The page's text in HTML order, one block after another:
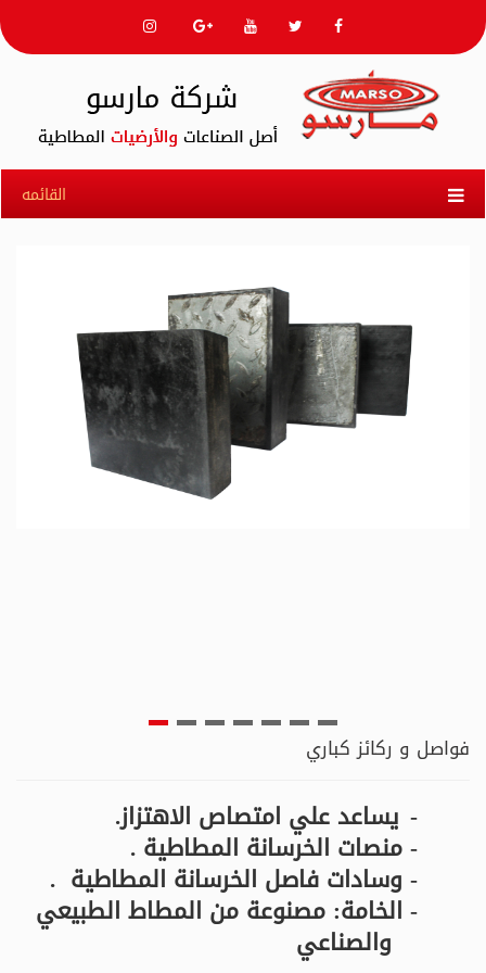
فواصل و ركائز كباري
- يساعد علي امتصاص الاهتزاز.
- منصات الخرسانة المطاطية .
- وسادات فاصل الخرسانة المطاطية .
- الخامة: مصنوعة من المطاط الطبيعي
والصناعي